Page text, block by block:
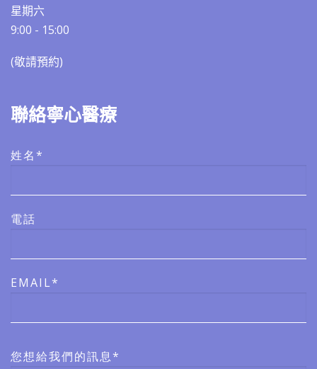
星期六
9:00 - 15:00
(敬請預約)​​
聯絡寧心醫療
姓名*
電話
EMAIL*
您想給我們的訊息*